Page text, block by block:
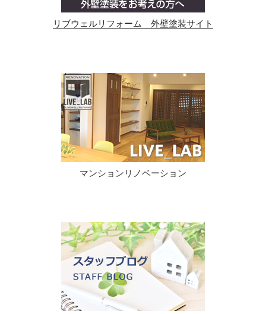
リブウェルリフォーム 外壁塗装サイト
マンションリノベーション